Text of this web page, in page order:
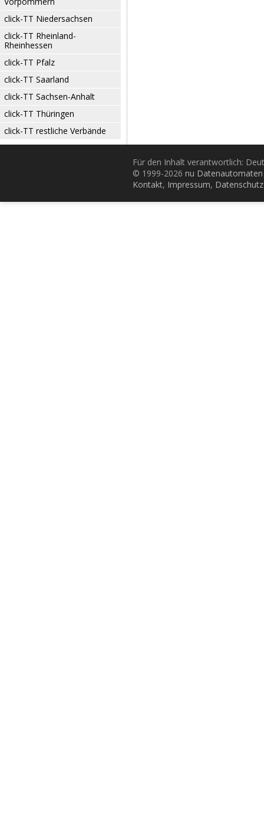
click-TT Niedersachsen
click-TT Rheinland-
Rheinhessen
click-TT Pfalz
click-TT Saarland
click-TT Sachsen-Anhalt
click-TT Thüringen
click-TT restliche Verbände
Für den Inhalt verantwortlich:
© 1999-2026 nu
Kontakt, Impressum, Datenschutz